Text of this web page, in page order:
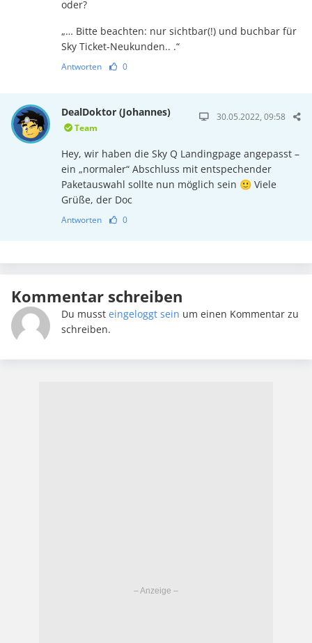
oder?
„… Bitte beachten: nur sichtbar(!) und buchbar für
Sky Ticket-Neukunden.. .“
Antworten 0
DealDoktor (Johannes)
Team
30.05.2022, 09:58
Hey, wir haben die Sky Q Landingpage angepasst –
ein „normaler“ Abschluss mit entspechender
Paketauswahl sollte nun möglich sein 🙂 Viele
Grüße, der Doc
Antworten 0
Kommentar schreiben
Du musst eingeloggt sein um einen Kommentar zu
schreiben.